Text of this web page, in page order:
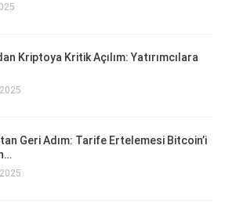
Kriptoya Kritik Açılım: Yatırımcılara
Geri Adım: Tarife Ertelemesi Bitcoin’i